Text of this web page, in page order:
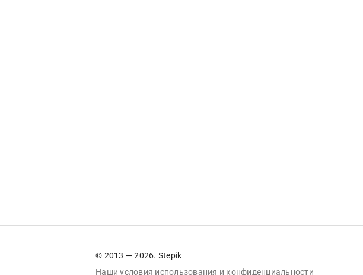
© 2013 — 2026. Stepik
Наши условия использования и конфиденциальности